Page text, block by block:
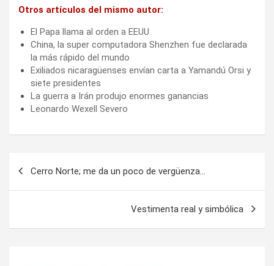
Otros artículos del mismo autor:
El Papa llama al orden a EEUU
China, la super computadora Shenzhen fue declarada
la más rápido del mundo
Exiliados nicaragüenses envían carta a Yamandú Orsi y
siete presidentes
La guerra a Irán produjo enormes ganancias
Leonardo Wexell Severo
Cerro Norte; me da un poco de vergüenza…
Vestimenta real y simbólica